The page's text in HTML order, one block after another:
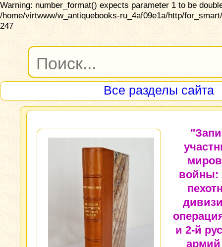
Warning: number_format() expects parameter 1 to be
/home/virtwww/w_antiquebooks-ru_4af09e1a/http/
247
Все разделы сайта
войны:
и 2-й
армий